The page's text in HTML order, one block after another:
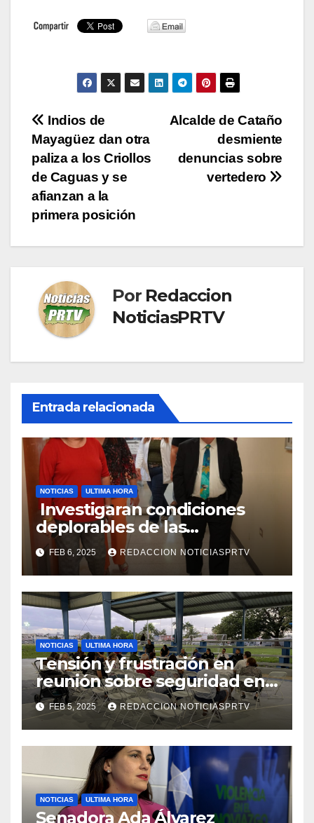
Navegación
de
entradas
Alcalde de Cataño
desmiente
denuncias sobre
vertedero
Indios de
Mayagüez dan otra
paliza a los Criollos
de Caguas y se
afianzan a la
primera posición
Por Redaccion
NoticiasPRTV
Entrada relacionada
NOTICIAS ULTIMA HORA
Investigaran condiciones
deplorables de las
facilidades el Departamento
de la Salud en Mayagüez
FEB 6, 2025 REDACCION NOTICIASPRTV
NOTICIAS ULTIMA HORA
Tensión y frustración en
reunión sobre seguridad en
Reparto Metropolitano
FEB 5, 2025 REDACCION NOTICIASPRTV
NOTICIAS ULTIMA HORA
Senadora Ada Álvarez